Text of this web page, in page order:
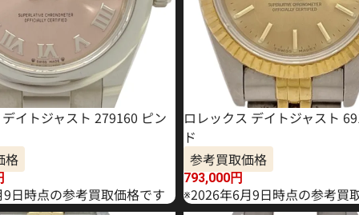
イトジャスト 279160 ピン
格
日時点の参考買取価格です
ロレックス デイトジャスト
ド
参考買取価格
793,000円
※2026年6月9日時点の参考買